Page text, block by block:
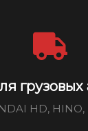
HD, HINO,